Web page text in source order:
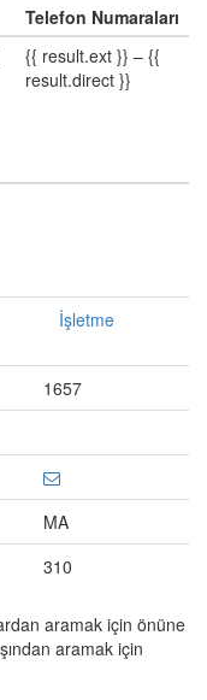
Telefon Numaraları
{{ result.ext }} – {{
result.direct }}
İşletme
1657
MA
310
aramak için önüne
aramak için